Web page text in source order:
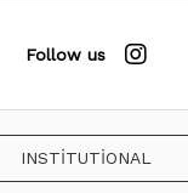
Follow us
INSTİTUTİONAL